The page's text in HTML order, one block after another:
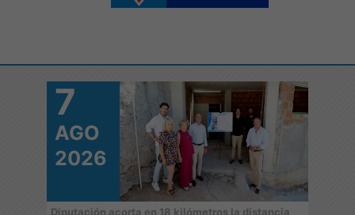
7
AGO
2026
Diputación acorta en 18 kilómetros la distancia